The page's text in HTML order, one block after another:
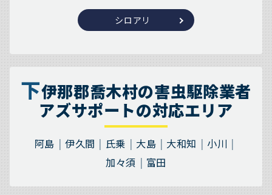
シロアリ
下伊那郡喬木村の害虫駆除業者
アズサポートの対応エリア
阿島 伊久間 氏乗 大島 大和知
小川
加々須
富田